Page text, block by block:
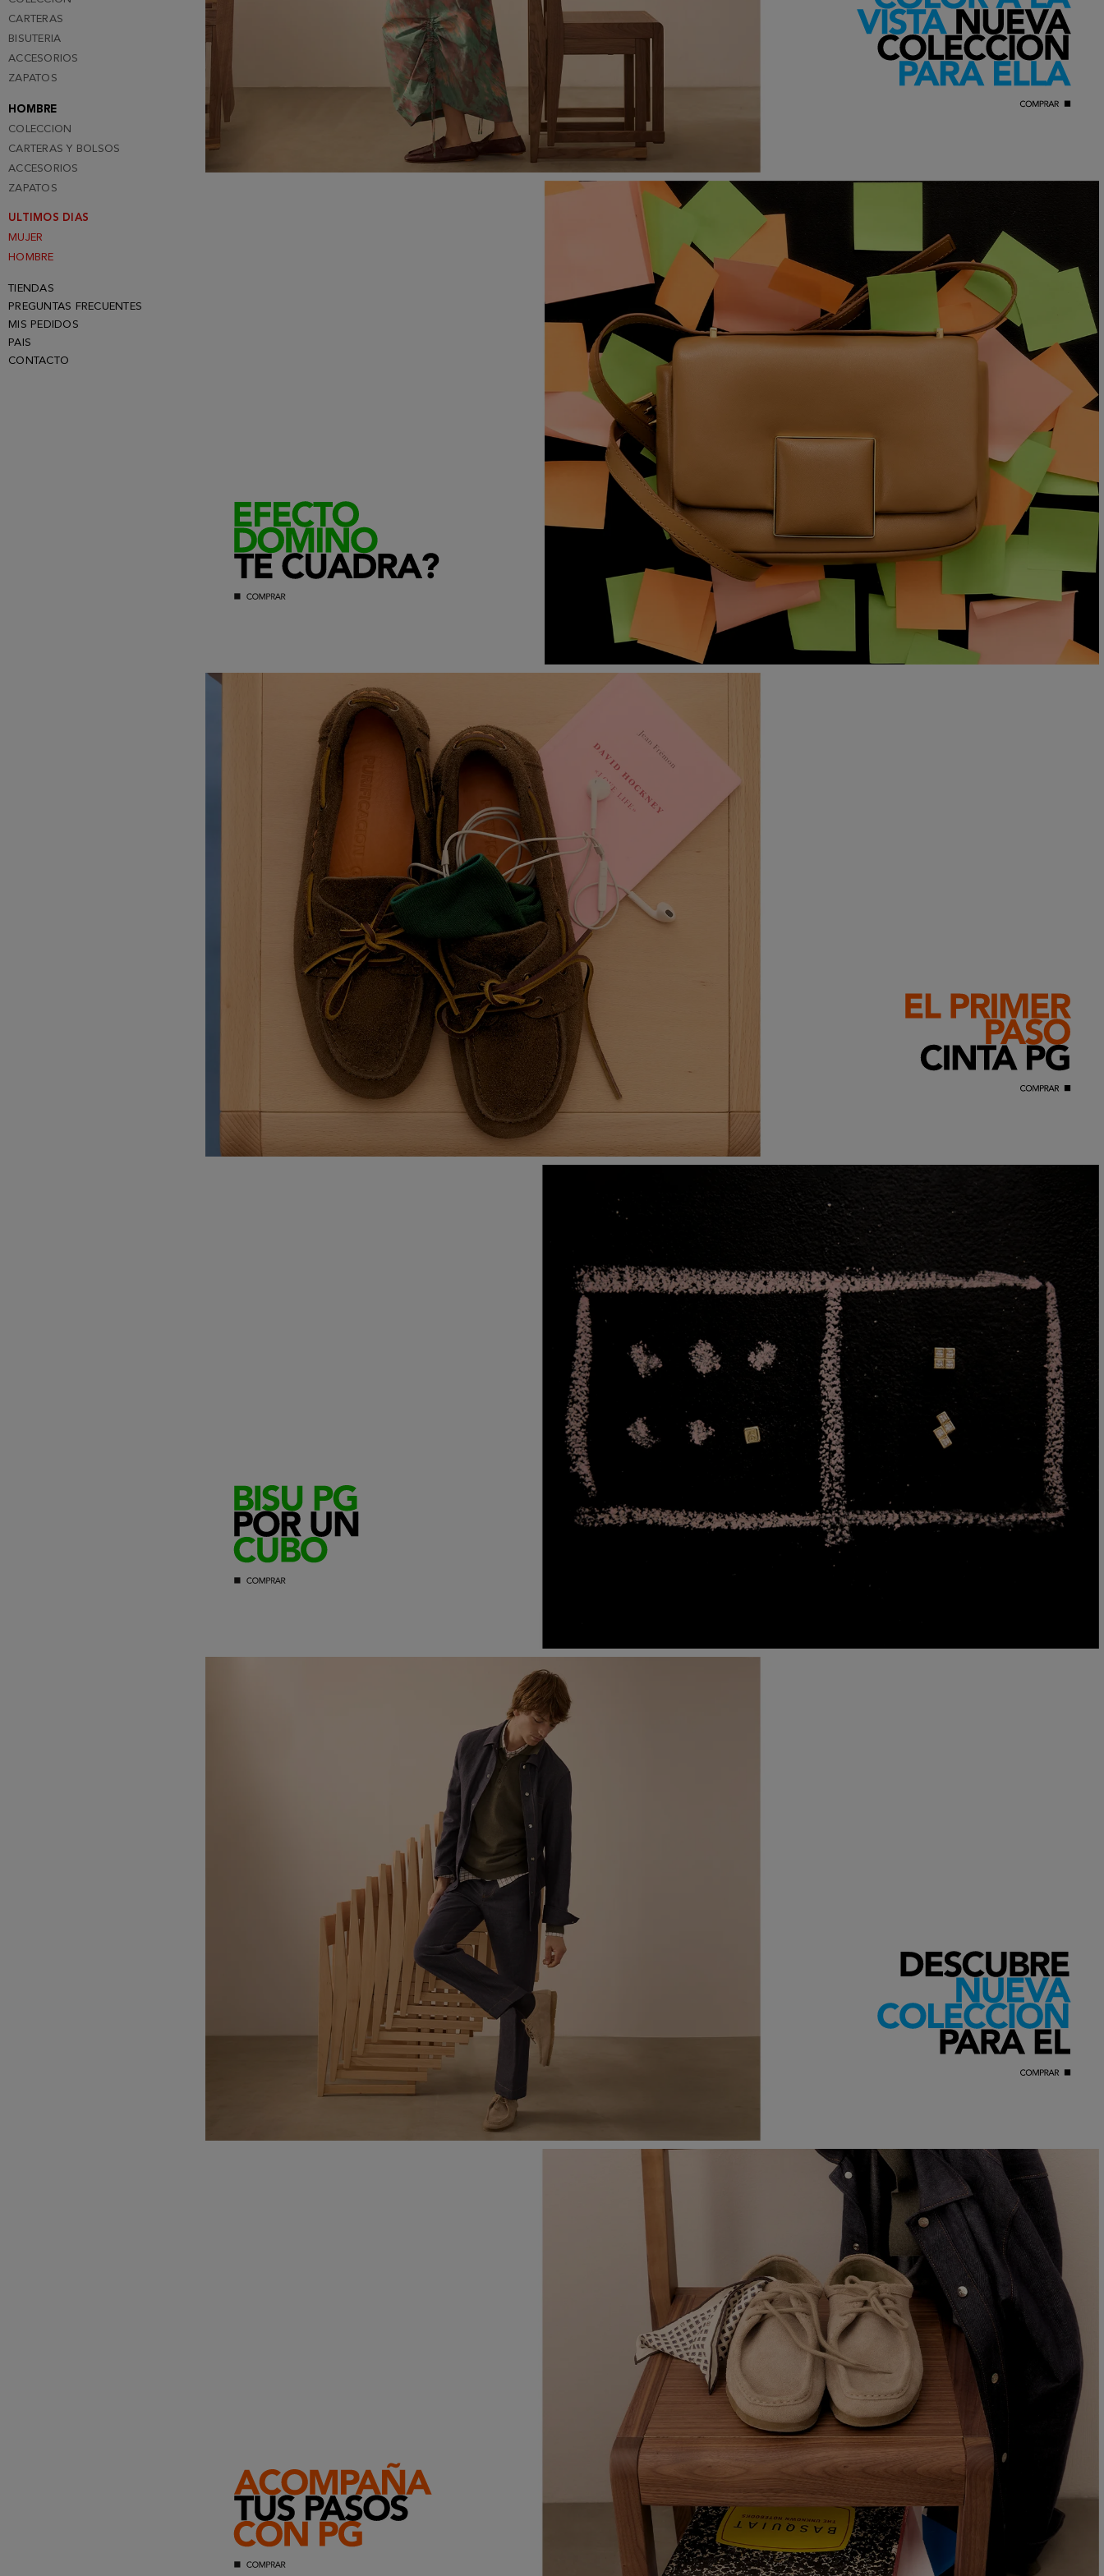
CARTERAS
BISUTERIA
ACCESORIOS
ZAPATOS
HOMBRE
COLECCION
CARTERAS Y BOLSOS
ACCESORIOS
ZAPATOS
ULTIMOS DIAS
MUJER
HOMBRE
TIENDAS
PREGUNTAS FRECUENTES
MIS PEDIDOS
PAIS
CONTACTO